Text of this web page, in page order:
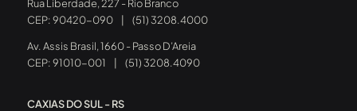
Rua Liberdade, 227 - Rio Branco
CEP: 90420-090
(51) 3208.4000
Av. Assis Brasil, 1660 - Passo D’Areia
CEP: 91010-001
(51) 3208.4090
CAXIAS DO SUL - RS